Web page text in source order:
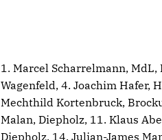
1. Marcel Scharrelmann, MdL,
Wagenfeld, 4. Joachim Hafer,
Mechthild Kortenbruck,
Malan, Diepholz, 11. Klaus
Diepholz, 14. Julian-James